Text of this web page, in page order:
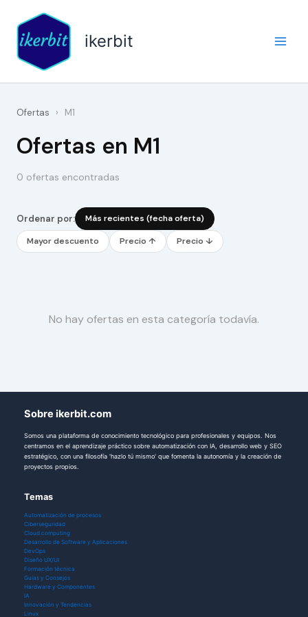
contenido
ikerbit
Ofertas › M1
Ofertas en M1
0 ofertas encontradas
Ordenar por: Más recientes (fecha oferta)
Mayor descuento Precio ↑ Precio ↓
No hay ofertas en esta categoría todavía.
Sobre ikerbit.com
Somos una plataforma de conocimiento tecnológico para profesionales y equipos. Nos
centramos en el aprendizaje práctico sobre automatización con IA, desarrollo web y SEO
estratégico, con una filosofía 'hazlo tú mismo' que fomenta la autonomía y la creación de
proyectos propios.
Temas
Automatización de procesos
Ciberseguridad
Cloud computing
Desarrollo de Software y Aplicaciones
DevOps
Diseño UX/UI
Formación técnica
Guías y Consejos
Hardware y Componentes
IA
Innovación y Tendencias
Linux